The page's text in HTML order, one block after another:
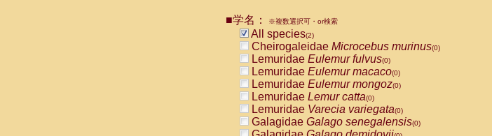
AtelidaeAteles belzebuth
AtelidaeAteles geoffroyi
AtelidaeAteles paniscus(0)
AtelidaeAtelesspp. (0)
AtelidaeLagothrix lagothricha
AtelidaeLagothrix lagothricha cana
PitheciidaeCacajao calvus rubicundus
PitheciidaeCallicebus cupreus
PitheciidaeCallicebus donacophilus
PitheciidaeCallicebus moloch
■学名： ※複数選択可・or検索
All species(2)
Cheirogaleidae Microcebus murinus(0)
Lemuridae Eulemur fulvus(0)
Lemuridae Eulemur macaco(0)
Lemuridae Eulemur mongoz(0)
Lemuridae Lemur catta(0)
Lemuridae Varecia variegata(0)
Galagidae Galago senegalensis(0)